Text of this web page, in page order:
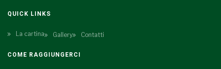
QUICK LINKS
La cartina Gallery Contatti
COME RAGGIUNGERCI